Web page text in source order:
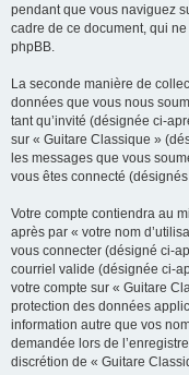
pendant que vous naviguez
cadre de ce document, qui
phpBB.
La seconde manière de
données que vous nous
tant qu’invité (désignée ci-
sur « Guitare Classique »
les messages que vous
vous êtes connecté
Votre compte contiendra au
après par « votre nom
vous connecter (désigné ci-
courriel valide (désignée ci-
votre compte sur « Guitare
protection des données
information autre que vos
demandée lors de
discrétion de « Guitare